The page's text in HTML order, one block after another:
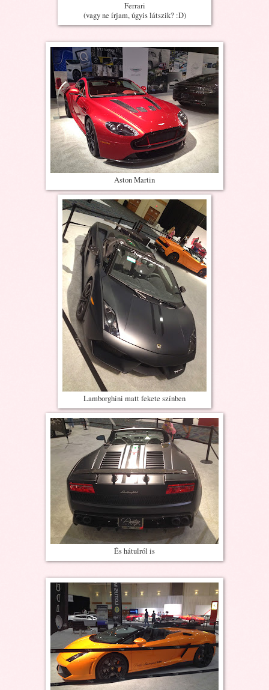
Ferrari
(vagy ne írjam, úgyis látszik? :D)
Aston Martin
Lamborghini matt fekete színben
És hátulról is